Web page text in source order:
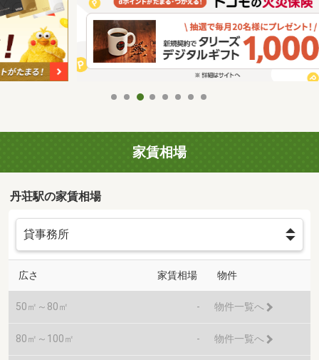
家賃相場
丹荘駅の家賃相場
広さ 家賃相場 物件
50㎡～80㎡ - 物件一覧へ
80㎡～100㎡ - 物件一覧へ